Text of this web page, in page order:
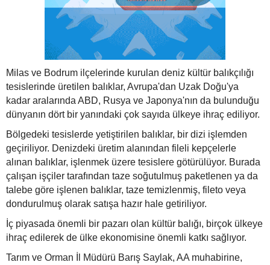
Milas ve Bodrum ilçelerinde kurulan deniz kültür balıkçılığı
tesislerinde üretilen balıklar, Avrupa'dan Uzak Doğu'ya
kadar aralarında ABD, Rusya ve Japonya'nın da bulunduğu
dünyanın dört bir yanındaki çok sayıda ülkeye ihraç ediliyor.
Bölgedeki tesislerde yetiştirilen balıklar, bir dizi işlemden
geçiriliyor. Denizdeki üretim alanından fileli kepçelerle
alınan balıklar, işlenmek üzere tesislere götürülüyor. Burada
çalışan işçiler tarafından taze soğutulmuş paketlenen ya da
talebe göre işlenen balıklar, taze temizlenmiş, fileto veya
dondurulmuş olarak satışa hazır hale getiriliyor.
İç piyasada önemli bir pazarı olan kültür balığı, birçok ülkeye
ihraç edilerek de ülke ekonomisine önemli katkı sağlıyor.
Tarım ve Orman İl Müdürü Barış Saylak, AA muhabirine,